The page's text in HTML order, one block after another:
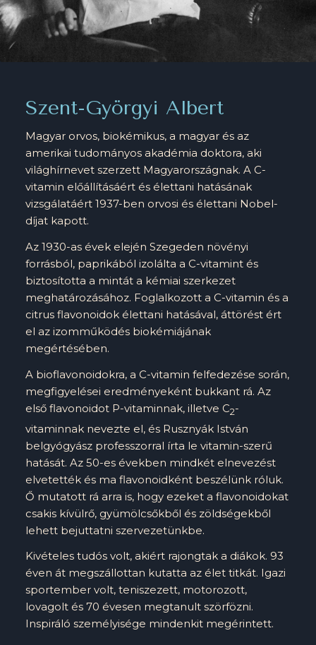
Szent-Györgyi Albert
Magyar orvos, biokémikus, a magyar és az
amerikai tudományos akadémia doktora, aki
világhírnevet szerzett Magyarországnak. A C-
vitamin előállításáért és élettani hatásának
vizsgálatáért 1937-ben orvosi és élettani Nobel-
díjat kapott.
Az 1930-as évek elején Szegeden növényi
forrásból, paprikából izolálta a C-vitamint és
biztosította a mintát a kémiai szerkezet
meghatározásához. Foglalkozott a C-vitamin és a
citrus flavonoidok élettani hatásával, áttörést ért
el az izomműködés biokémiájának
megértésében.
A bioflavonoidokra, a C-vitamin felfedezése során,
megfigyelései eredményeként bukkant rá. Az
első flavonoidot P-vitaminnak, illetve C2-
vitaminnak nevezte el, és Rusznyák István
belgyógyász professzorral írta le vitamin-szerű
hatását. Az 50-es években mindkét elnevezést
elvetették és ma flavonoidként beszélünk róluk.
Ő mutatott rá arra is, hogy ezeket a flavonoidokat
csakis kívülrő, gyümölcsőkből és zöldségekből
lehett bejuttatni szervezetünkbe.
Kivételes tudós volt, akiért rajongtak a diákok. 93
éven át megszállottan kutatta az élet titkát. Igazi
sportember volt, teniszezett, motorozott,
lovagolt és 70 évesen megtanult szörfözni.
Inspiráló személyisége mindenkit megérintett.